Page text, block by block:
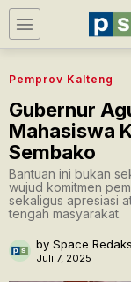
Pemprov Kalteng
Gubernur
Mahasiswa
Sembako
Bantuan ini bukan
wujud komitmen
sekaligus apresiasi
tengah masyarakat.
by Space
Juli 7, 2025